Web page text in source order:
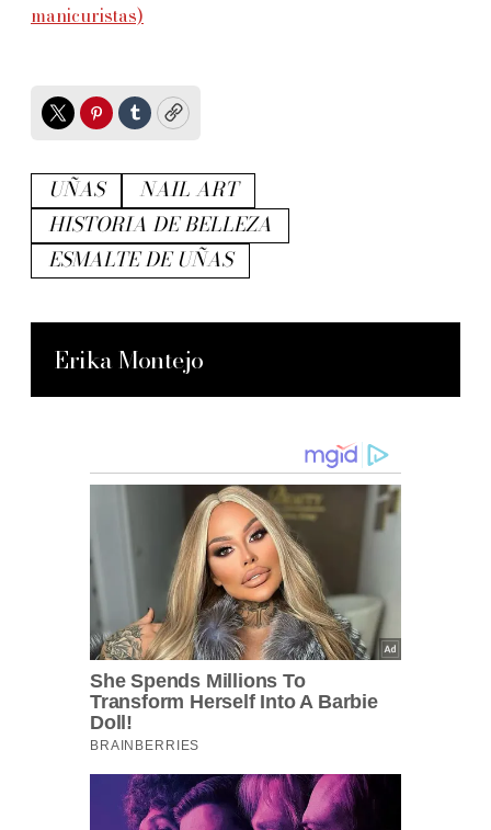
manicuristas)
TwitterPinterest
TumblrCopy
UÑAS
NAIL ART
HISTORIA DE BELLEZA
ESMALTE DE UÑAS
Erika Montejo